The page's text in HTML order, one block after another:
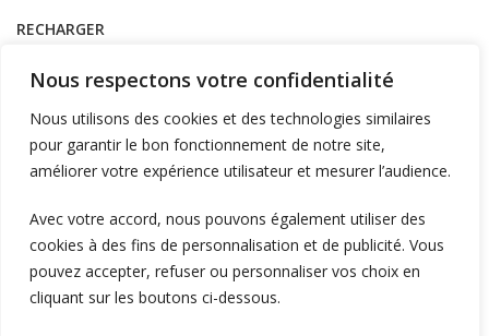
Nous respectons votre confidentialité
Nous utilisons des cookies et des technologies similaires
pour garantir le bon fonctionnement de notre site,
améliorer votre expérience utilisateur et mesurer l’audience.
Avec votre accord, nous pouvons également utiliser des
cookies à des fins de personnalisation et de publicité. Vous
pouvez accepter, refuser ou personnaliser vos choix en
cliquant sur les boutons ci-dessous.
RECHARGER
A Domicile
Télécharger l'application
LIENS UTILES
L'entreprise